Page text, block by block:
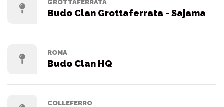
GROTTAFERRATA
Budo Clan Grottaferrata - Sajama
ROMA
Budo Clan HQ
COLLEFERRO